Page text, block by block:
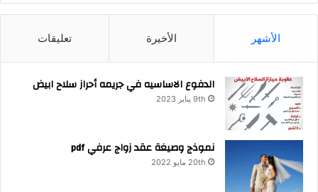
الأشهر الأخيرة تعليقات
الدفوع الاساسيه في جريمه أحراز سلاح ابيض
9th يناير 2023
نموذج وصيغة عقد زواج عرفي pdf
20th مايو 2022